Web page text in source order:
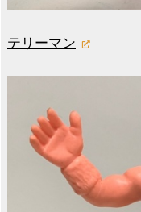
テリーマン